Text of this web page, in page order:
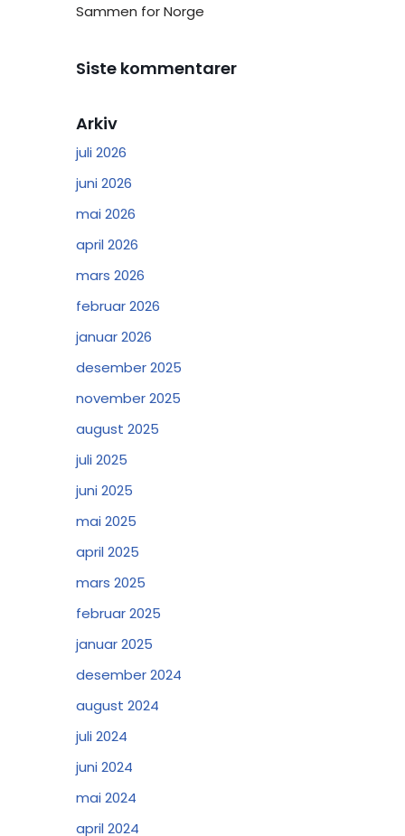
Sammen for Norge
Siste kommentarer
Arkiv
juli 2026
juni 2026
mai 2026
april 2026
mars 2026
februar 2026
januar 2026
desember 2025
november 2025
august 2025
juli 2025
juni 2025
mai 2025
april 2025
mars 2025
februar 2025
januar 2025
desember 2024
august 2024
juli 2024
juni 2024
mai 2024
april 2024